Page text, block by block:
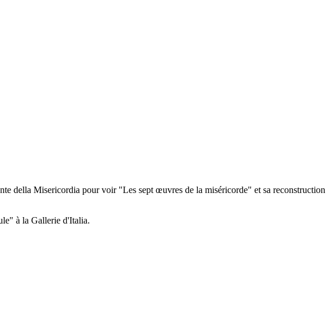
della Misericordia pour voir "Les sept œuvres de la miséricorde" et sa reconstruction
à la Gallerie d'Italia.